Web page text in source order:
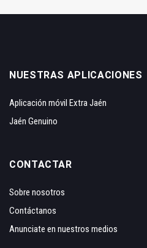
NUESTRAS APLICACIONES
Aplicación móvil Extra Jaén
Jaén Genuino
CONTACTAR
Sobre nosotros
Contáctanos
Anunciate en nuestros medios